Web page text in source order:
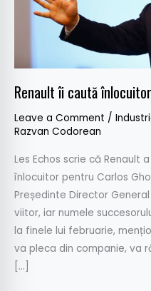
Renault îi caută
Leave a Comment /
Razvan Codorean
Les Echos scrie că Renault
înlocuitor pentru Carlos
Președinte Director
viitor, iar numele
la finele lui februarie,
va pleca din companie, va
[…]